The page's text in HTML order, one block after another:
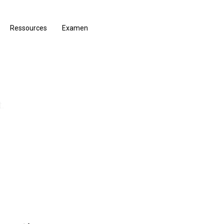
Ressources Examen